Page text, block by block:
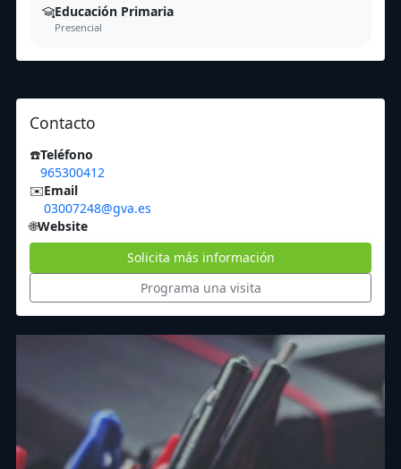
Educación Primaria
Presencial
Contacto
☎️Teléfono
965300412
✉️Email
03007248@gva.es
🌐Website
Solicita más información
Programa una visita